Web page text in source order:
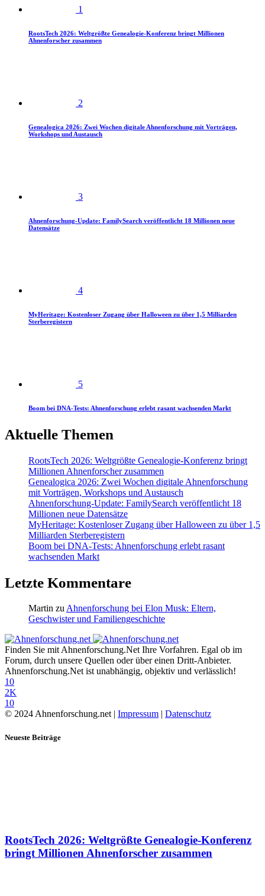
1
RootsTech 2026: Weltgrößte Genealogie-Konferenz bringt Millionen
Ahnenforscher zusammen
2
Genealogica 2026: Zwei Wochen digitale Ahnenforschung mit Vorträgen,
Workshops und Austausch
3
Ahnenforschung-Update: FamilySearch veröffentlicht 18 Millionen neue
Datensätze
4
MyHeritage: Kostenloser Zugang über Halloween zu über 1,5 Milliarden
Sterberegistern
5
Boom bei DNA-Tests: Ahnenforschung erlebt rasant wachsenden Markt
Aktuelle Themen
RootsTech 2026: Weltgrößte Genealogie-Konferenz bringt
Millionen Ahnenforscher zusammen
Genealogica 2026: Zwei Wochen digitale Ahnenforschung
mit Vorträgen, Workshops und Austausch
Ahnenforschung-Update: FamilySearch veröffentlicht 18
Millionen neue Datensätze
MyHeritage: Kostenloser Zugang über Halloween zu über 1,5
Milliarden Sterberegistern
Boom bei DNA-Tests: Ahnenforschung erlebt rasant
wachsenden Markt
Letzte Kommentare
Martin zu Ahnenforschung bei Elon Musk: Eltern,
Geschwister und Familiengeschichte
Finden Sie mit Ahnenforschung.Net Ihre Vorfahren. Egal ob im
Forum, durch unsere Quellen oder über einen Dritt-Anbieter.
Ahnenforschung.Net ist unabhängig, objektiv und verlässlich!
10
2K
10
© 2024 Ahnenforschung.net | Impressum | Datenschutz
Neueste Beiträge
RootsTech 2026: Weltgrößte Genealogie-Konferenz
bringt Millionen Ahnenforscher zusammen